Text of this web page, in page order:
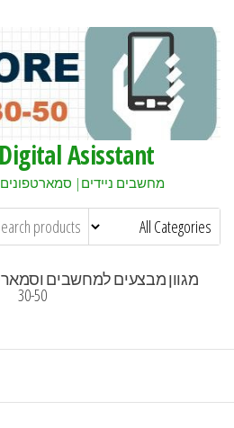
Asisstant
מחשבים ניידים| סמארטפונים
30-50